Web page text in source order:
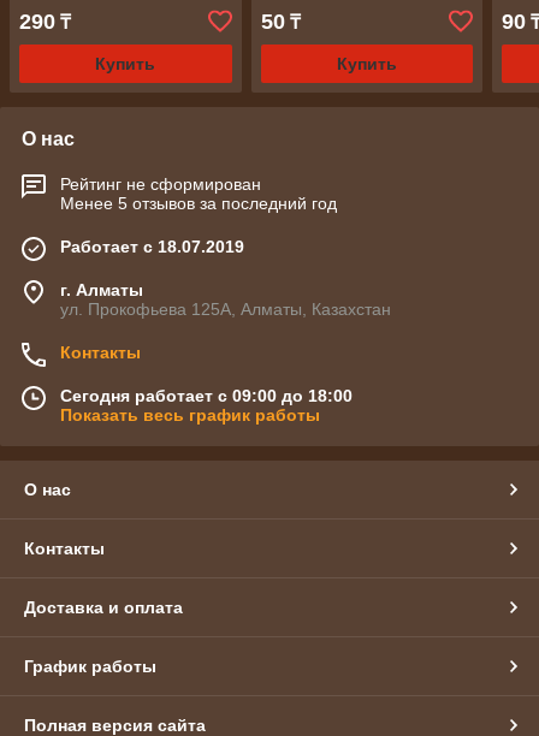
290 ₸
Купить
50₸
Купить
90
О нас
Рейтинг не сформирован
Менее 5 отзывов за последний год
Работает с 18.07.2019
г. Алматы
ул. Прокофьева 125А, Алматы, Казахстан
Контакты
Сегодня работает с 09:00 до 18:00
Показать весь график работы
О нас
Контакты
Доставка и оплата
График работы
Полная версия сайта